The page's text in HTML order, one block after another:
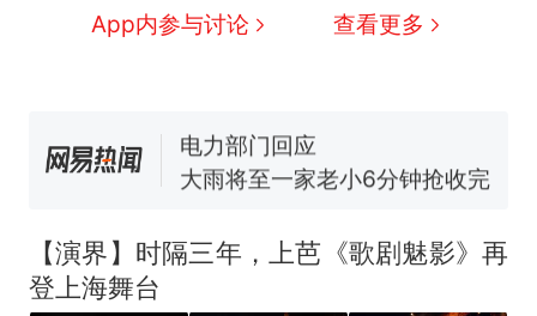
App内参与讨论 查看更多
视频丨只要一枚命中就能让航
大雨将至一家老小6分钟抢收完
1千斤稻谷
全部作废，公平么？
【演界】时隔三年，上芭《歌剧魅影》再
登上海舞台